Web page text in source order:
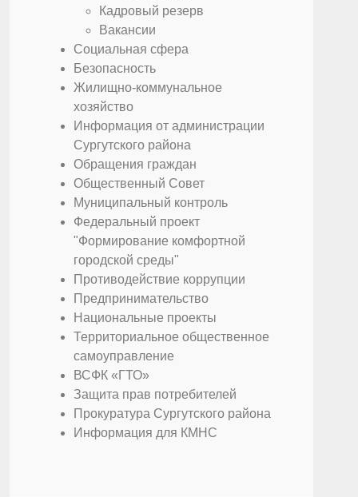
Кадровый резерв
Вакансии
Социальная сфера
Безопасность
Жилищно-коммунальное
хозяйство
Информация от администрации
Сургутского района
Обращения граждан
Общественный Совет
Муниципальный контроль
Федеральный проект
"Формирование комфортной
городской среды"
Противодействие коррупции
Предпринимательство
Национальные проекты
Территориальное общественное
самоуправление
ВСФК «ГТО»
Защита прав потребителей
Прокуратура Сургутского района
Информация для КМНС